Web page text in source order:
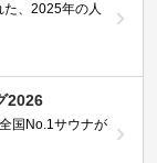
、2025年の人
2026
国No.1サウナが